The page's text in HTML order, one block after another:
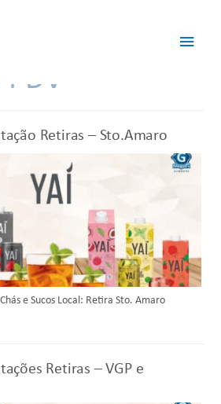
Retiras – Sto.Amaro
e Sucos Local: Retira Sto. Amaro
Retiras – VGP e